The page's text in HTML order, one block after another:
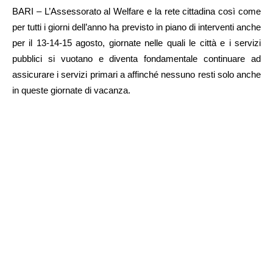
BARI – L’Assessorato al Welfare e la rete cittadina così come
per tutti i giorni dell’anno ha previsto in piano di interventi anche
per il 13-14-15 agosto, giornate nelle quali le città e i servizi
pubblici si vuotano e diventa fondamentale continuare ad
assicurare i servizi primari a affinché nessuno resti solo anche
in queste giornate di vacanza.